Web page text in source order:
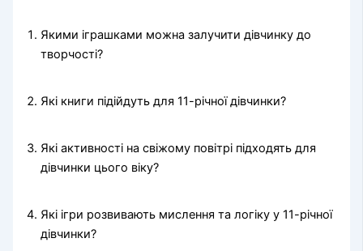
Якими іграшками можна залучити дівчинку до
творчості?
Які книги підійдуть для 11-річної дівчинки?
Які активності на свіжому повітрі підходять для
дівчинки цього віку?
Які ігри розвивають мислення та логіку у 11-річної
дівчинки?